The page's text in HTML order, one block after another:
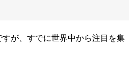
が、すでに世界中から注目を集